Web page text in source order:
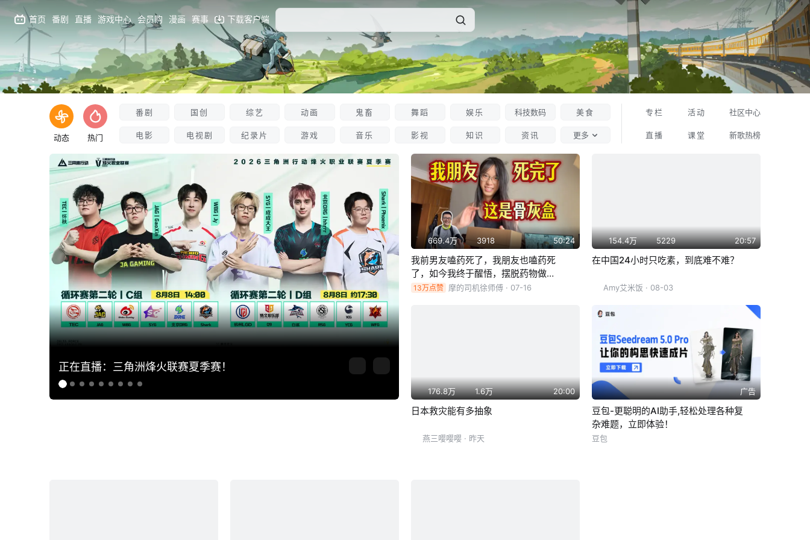
首页 番剧 直播 游戏中心 会员购 漫画 赛事 下载客户端
动态 热门
番剧
电影
国创
电视剧
综艺
纪录片
动画
游戏
鬼畜
音乐
舞蹈
影视
娱乐
知识
科技数码
资讯
美食
更多
专栏
直播
活动
课堂
社区中心
新歌热榜
正在直播：三角洲烽火联赛夏季赛！
669.4万 3918 50:24
我前男友嗑药死了，我朋友也嗑药死
了，如今我终于醒悟，摆脱药物做了
一个正常人
13万点赞 摩的司机徐师傅 · 07-16
154.4万 5229 20:57
在中国24小时只吃素，到底难不难？
Amy艾米饭 · 08-03
176.8万 1.6万 20:00
日本救灾能有多抽象
燕三嘤嘤嘤 · 昨天
广告
豆包-更聪明的AI助手,轻松处理各种复
杂难题，立即体验！
豆包